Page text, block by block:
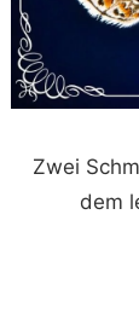
Zwei
dem